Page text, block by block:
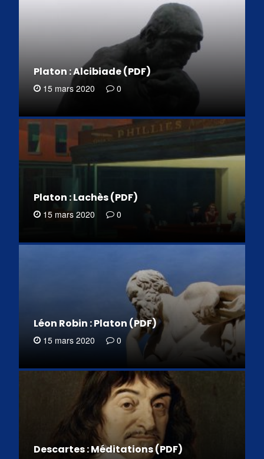
Platon : Alcibiade (PDF)
15 mars 2020 0
Platon : Lachès (PDF)
15 mars 2020 0
Léon Robin : Platon (PDF)
15 mars 2020 0
Descartes : Méditations (PDF)